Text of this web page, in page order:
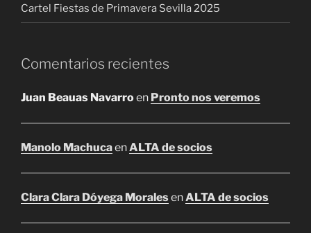
Cartel Fiestas de Primavera Sevilla 2025
Comentarios recientes
Juan Beauas Navarroen Pronto nos veremos
Manolo MachucaenALTA de socios
Clara Clara Dóyega MoralesenALTA de socios